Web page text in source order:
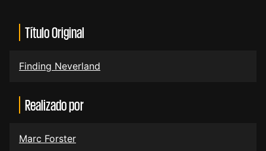
Título Original
Finding Neverland
Realizado por
Marc Forster